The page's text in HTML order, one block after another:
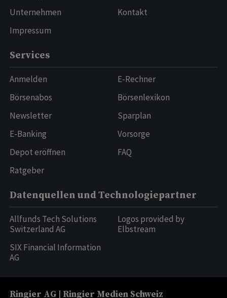
Unternehmen
Impressum
Kontakt
Services
Anmelden
Börsenabos
Newsletter
E-Banking
Depot eröffnen
Ratgeber
E-Rechner
Börsenlexikon
Sparplan
Vorsorge
FAQ
Datenquellen und Technologiepartner
Allfunds Tech Solutions
Switzerland AG
SIX Financial Information
AG
Logos provided by
Elbstream
Ringier AG | Ringier Medien Schweiz